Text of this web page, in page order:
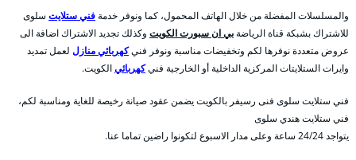
والمسلسلات المفضلة من خلال الهاتف المحمول، كما ونوفر خدمةفني ستلايت سلوى
للاشتراك بشبكة قناة الرياضةبي ان سبورت الكويت وكذلك تجديد الاشتراك اضافة الى
عروض متعددة نوفرها لكم وتخفيضات مناسبة ونوفر فنيكهربائي منازل لعمل تمديد
وايرات الستلايتات المركزية الداخلية أو الخارجية فنيكهربائيالكويت.
فني ستلايت سلوى فنى رسيفر بالكويت يضمن عقود صيانة رخيصة للغاية ومناسبة لكم،
فني ستلايت هندي سلوى
يتواجد 24/24 ساعة وعلى مدار الاسبوع لتكونوا راضين تماما عنا.